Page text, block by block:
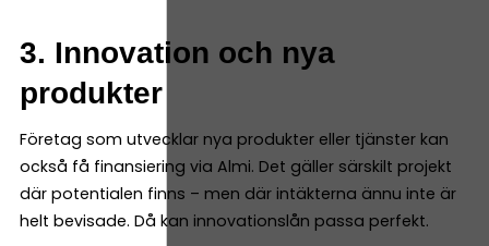
3. Innovation och nya
produkter
Företag som utvecklar nya produkter eller tjänster kan
också få finansiering via Almi. Det gäller särskilt projekt
där potentialen finns – men där intäkterna ännu inte är
helt bevisade. Då kan innovationslån passa perfekt.